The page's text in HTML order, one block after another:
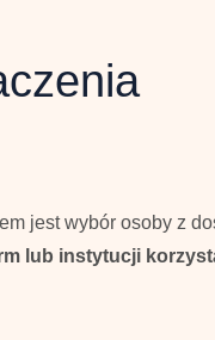
jest wybór osoby z
lub instytucji